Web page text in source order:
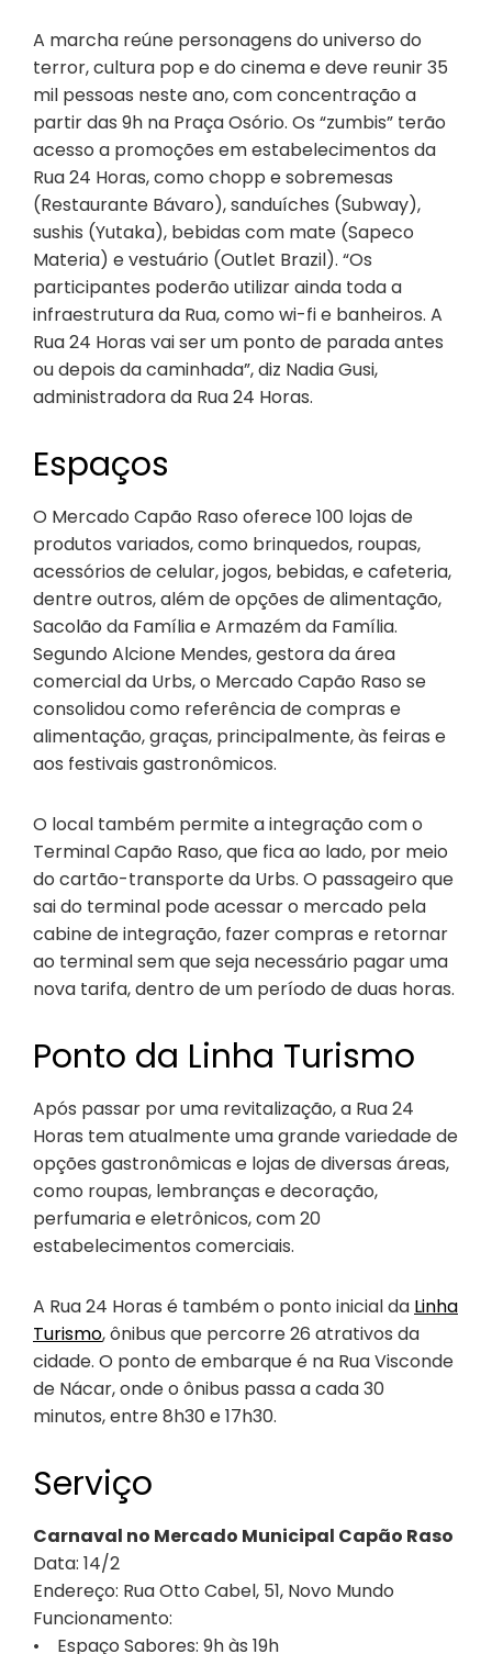
A marcha reúne personagens do universo do
terror, cultura pop e do cinema e deve reunir 35
mil pessoas neste ano, com concentração a
partir das 9h na Praça Osório. Os “zumbis” terão
acesso a promoções em estabelecimentos da
Rua 24 Horas, como chopp e sobremesas
(Restaurante Bávaro), sanduíches (Subway),
sushis (Yutaka), bebidas com mate (Sapeco
Materia) e vestuário (Outlet Brazil). “Os
participantes poderão utilizar ainda toda a
infraestrutura da Rua, como wi-fi e banheiros. A
Rua 24 Horas vai ser um ponto de parada antes
ou depois da caminhada”, diz Nadia Gusi,
administradora da Rua 24 Horas.
Espaços
O Mercado Capão Raso oferece 100 lojas de
produtos variados, como brinquedos, roupas,
acessórios de celular, jogos, bebidas, e cafeteria,
dentre outros, além de opções de alimentação,
Sacolão da Família e Armazém da Família.
Segundo Alcione Mendes, gestora da área
comercial da Urbs, o Mercado Capão Raso se
consolidou como referência de compras e
alimentação, graças, principalmente, às feiras e
aos festivais gastronômicos.
O local também permite a integração com o
Terminal Capão Raso, que fica ao lado, por meio
do cartão-transporte da Urbs. O passageiro que
sai do terminal pode acessar o mercado pela
cabine de integração, fazer compras e retornar
ao terminal sem que seja necessário pagar uma
nova tarifa, dentro de um período de duas horas.
Ponto da Linha Turismo
Após passar por uma revitalização, a Rua 24
Horas tem atualmente uma grande variedade de
opções gastronômicas e lojas de diversas áreas,
como roupas, lembranças e decoração,
perfumaria e eletrônicos, com 20
estabelecimentos comerciais.
A Rua 24 Horas é também o ponto inicial da Linha
Turismo, ônibus que percorre 26 atrativos da
cidade. O ponto de embarque é na Rua Visconde
de Nácar, onde o ônibus passa a cada 30
minutos, entre 8h30 e 17h30.
Serviço
Carnaval no Mercado Municipal Capão Raso
Data: 14/2
Endereço: Rua Otto Cabel, 51, Novo Mundo
Funcionamento:
• Espaço Sabores: 9h às 19h